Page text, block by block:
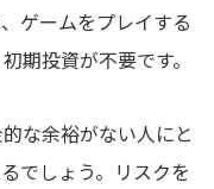
ゲームをプレイする
期投資が不要です。
な余裕がない人にと
でしょう。リスクを